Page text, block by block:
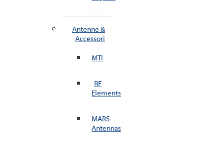
Antenne &
Accessori
MTI
RF
Elements
MARS
Antennas